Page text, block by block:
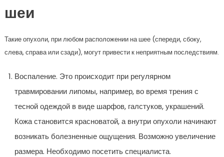
шеи
Такие опухоли, при любом расположении на шее (спереди, сбоку,
слева, справа или сзади), могут привести к неприятным последствиям.
Воспаление. Это происходит при регулярном
травмировании липомы, например, во время трения с
тесной одеждой в виде шарфов, галстуков, украшений.
Кожа становится красноватой, а внутри опухоли начинают
возникать болезненные ощущения. Возможно увеличение
размера. Необходимо посетить специалиста.